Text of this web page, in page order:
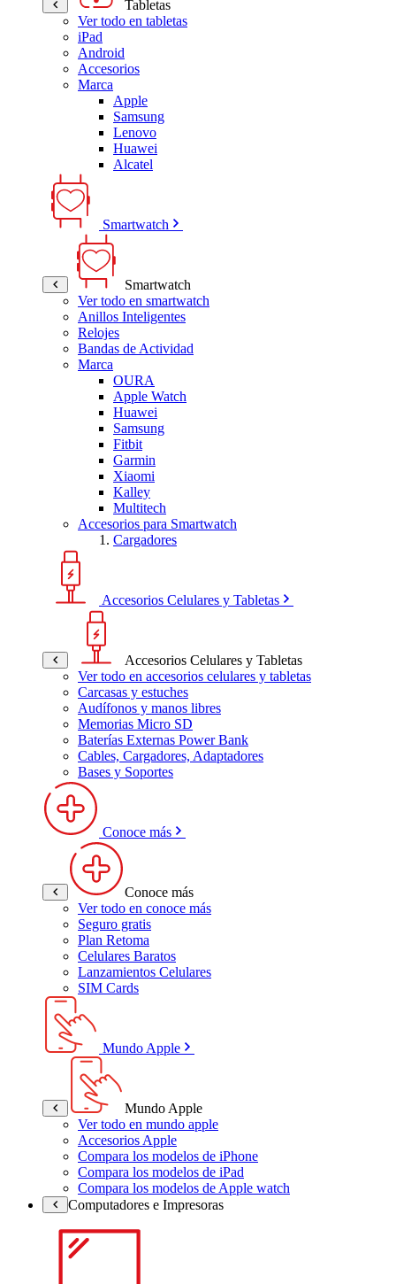
Tabletas
Ver todo en tabletas
iPad
Android
Accesorios
Marca
Apple
Samsung
Lenovo
Huawei
Alcatel
Smartwatch
Smartwatch
Ver todo en smartwatch
Anillos Inteligentes
Relojes
Bandas de Actividad
Marca
OURA
Apple Watch
Huawei
Samsung
Fitbit
Garmin
Xiaomi
Kalley
Multitech
Accesorios para Smartwatch
Cargadores
Accesorios Celulares y Tabletas
Accesorios Celulares y Tabletas
Ver todo en accesorios celulares y tabletas
Carcasas y estuches
Audífonos y manos libres
Memorias Micro SD
Baterías Externas Power Bank
Cables, Cargadores, Adaptadores
Bases y Soportes
Conoce más
Conoce más
Ver todo en conoce más
Seguro gratis
Plan Retoma
Celulares Baratos
Lanzamientos Celulares
SIM Cards
Mundo Apple
Mundo Apple
Ver todo en mundo apple
Accesorios Apple
Compara los modelos de iPhone
Compara los modelos de iPad
Compara los modelos de Apple watch
Computadores e Impresoras